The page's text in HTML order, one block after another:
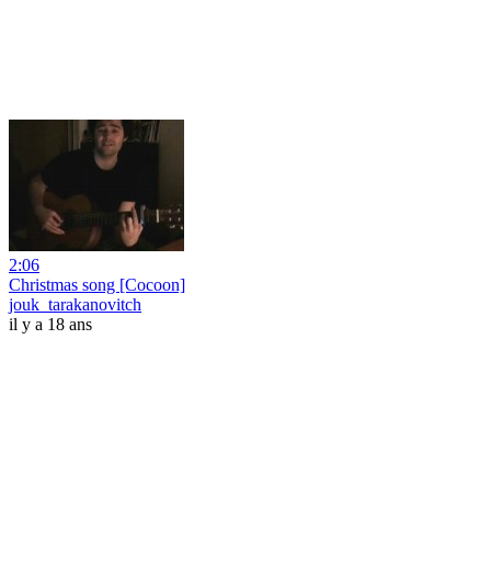
2:06
Christmas song [Cocoon]
jouk_tarakanovitch
il y a 18 ans